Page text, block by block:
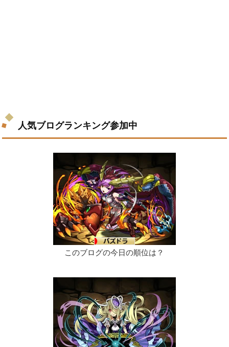
人気ブログランキング参加中
このブログの今日の順位は？